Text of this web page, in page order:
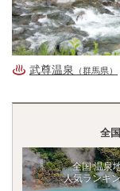
武尊温泉 （群馬県）
全
全国 温泉
人気ランキ